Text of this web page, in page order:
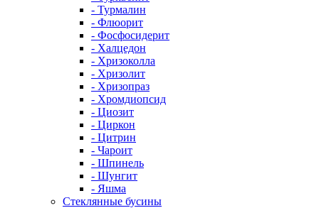
- Турмалин
- Флюорит
- Фосфосидерит
- Халцедон
- Хризоколла
- Хризолит
- Хризопраз
- Хромдиопсид
- Циозит
- Циркон
- Цитрин
- Чароит
- Шпинель
- Шунгит
- Яшма
Стеклянные бусины